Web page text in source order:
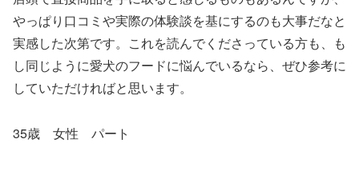
やっぱり口コミや実際の体験談を基にするのも大事だなと
実感した次第です。これを読んでくださっている方も、も
し同じように愛犬のフードに悩んでいるなら、ぜひ参考に
していただければと思います。
35歳 女性 パート